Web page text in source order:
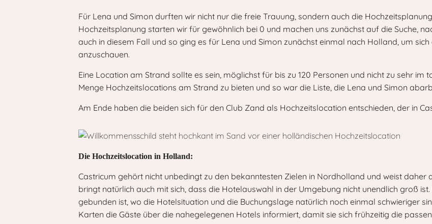
Für Lena und Simon durften wir nicht nur die freie Trauung, sondern auch die
Hochzeitsplanung starten wir für gewöhnlich bei 0 und machen uns zunächst auf die Suche,
auch in diesem Fall und so ging es für Lena und Simon zunächst einmal nach Holland, um
anzuschauen.
Eine Location am Strand sollte es sein, möglichst für bis zu 120 Personen und nicht zu sehr im
Menge Hochzeitslocations am Strand zu bieten und so war die Liste, die Lena und Simon
Am Ende haben die beiden sich für den Club Zand als Hochzeitslocation entschieden, der in
Die Hochzeitslocation in Holland:
Castricum gehört nicht unbedingt zu den bekanntesten Zielen in Nordholland und weist daher
bringt natürlich auch mit sich, dass die Hotelauswahl in der Umgebung nicht unendlich groß
gebunden ist, wo die Hotelsituation und die Buchungslage natürlich noch einmal schwieriger
Karten die Gäste über die nahegelegenen Hotels informiert, damit sie sich frühzeitig die